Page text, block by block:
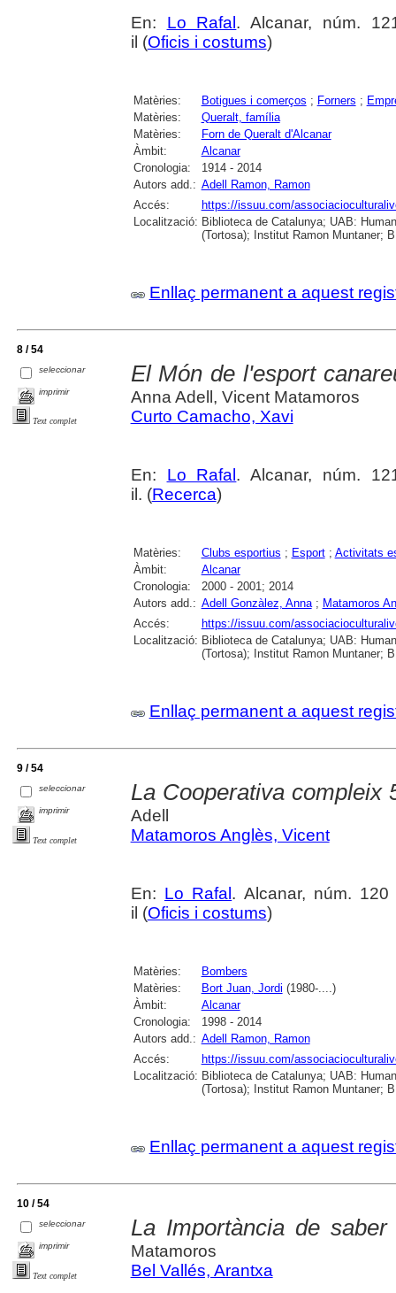
En: Lo Rafal. Alcanar, núm.
il (Oficis i costums)
Matèries: Botigues i comerços ; Forners ;
Matèries:
Queralt, família
Matèries:
Forn de Queralt d'Alcanar
Àmbit:
Alcanar
Cronologia:
1914 - 2014
Autors add.: Adell Ramon, Ramon
Accés:
https://issuu.com/
Localització: Biblioteca de Catalunya; UAB:
(Tortosa); Institut Ramon Muntaner;
Enllaç permanent a aquest
8 / 54
seleccionar
imprimir
Text complet
El Món de l'esport
Anna Adell, Vicent Matamoros
Curto Camacho, Xavi
En: Lo Rafal. Alcanar, núm.
il. (Recerca)
Matèries: Clubs esportius ; Esport; Activitats
Àmbit:
Alcanar
Cronologia:
2000 - 2001; 2014
Autors add.: Adell Gonzàlez, Anna; Matamoros
Accés:
https://issuu.com/
Localització: Biblioteca de Catalunya; UAB:
(Tortosa); Institut Ramon Muntaner;
Enllaç permanent a aquest
9 / 54
seleccionar
imprimir
Text complet
La Cooperativa compleix
Adell
Matamoros Anglès, Vicent
En: Lo Rafal . Alcanar, núm.
il (Oficis i costums)
Matèries:
Bombers
Matèries:
Bort Juan, Jordi (1980-....)
Àmbit:
Alcanar
Cronologia:
1998 - 2014
Autors add.: Adell Ramon, Ramon
Accés:
https://issuu.com/
Localització: Biblioteca de Catalunya; UAB:
(Tortosa); Institut Ramon Muntaner;
Enllaç permanent a aquest
10 / 54
seleccionar
imprimir
Text complet
La Importància de
Matamoros
Bel Vallés, Arantxa